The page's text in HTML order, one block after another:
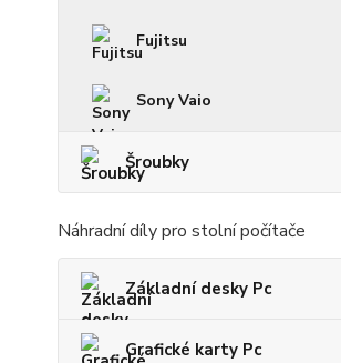
Fujitsu
Sony Vaio
Šroubky
Náhradní díly pro stolní počítače
Základní desky Pc
Grafické karty Pc